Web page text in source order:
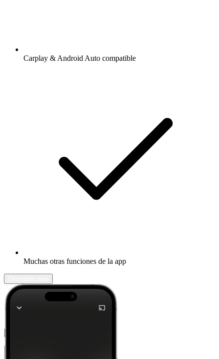
Carplay & Android Auto compatible
Muchas otras funciones de la app